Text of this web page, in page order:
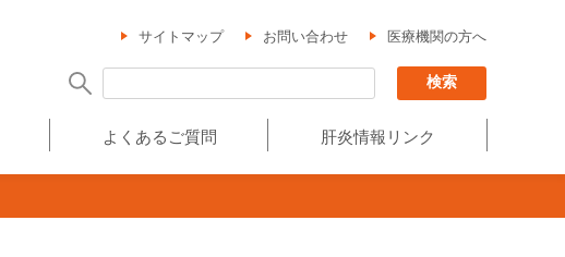
サイトマップ お問い合わせ 医療機関の方へ
よくあるご質問 肝炎情報リンク